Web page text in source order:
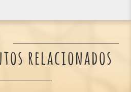
relacionados